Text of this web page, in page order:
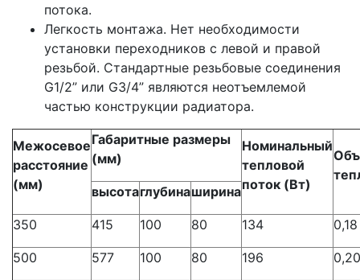
потока.
Легкость монтажа. Нет необходимости
установки переходников с левой и правой
резьбой. Стандартные резьбовые соединения
G1/2” или G3/4” являются неотъемлемой
частью конструкции радиатора.
Межосевое
расстояние
(мм)
Габаритные размеры
(мм)
Номинальный
тепловой
поток (Вт)
высотаглубинаширина
350 415 100 80 134 0,18
500 577 100 80 196 0,20